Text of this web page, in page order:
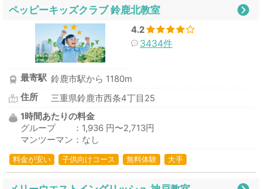
ペッピーキッズクラブ 鈴鹿北教室
4.2
3434件
最寄駅 鈴鹿市駅から 1180m
住所
三重県鈴鹿市西条4丁目25
1時間あたりの料金
グループ ：1,936 円〜2,713円
マンツーマン：なし
料金が安い 子供向けコース 無料体験 大手